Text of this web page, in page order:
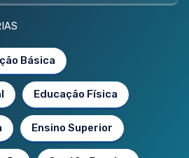
Básica
Educação Física
Ensino Superior